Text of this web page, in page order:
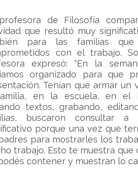
de Filosofía
que resultó muy
para las familias
con el trabajo.
expresó: “En la
organizado para que
Tenían que armar
en la escuela, en el
textos, grabando,
buscaron consultar
porque una vez que
para mostrarles los
trabajo. Esto te muestra
contener y muestran lo